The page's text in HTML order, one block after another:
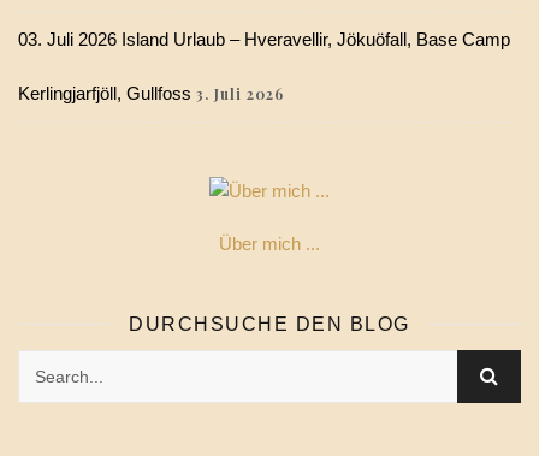
03. Juli 2026 Island Urlaub – Hveravellir, Jökuöfall, Base Camp
Kerlingjarfjöll, Gullfoss 3. Juli 2026
Über mich ...
DURCHSUCHE DEN BLOG